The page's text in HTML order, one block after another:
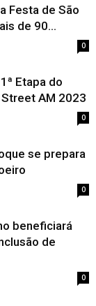
Festa de São
de 90...
0
Etapa do
AM 2023
0
se prepara
0
beneficiará
de
0